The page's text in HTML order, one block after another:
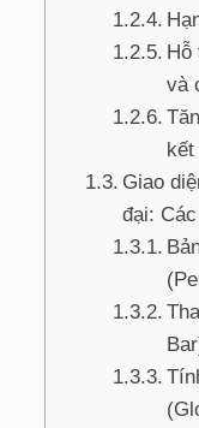
Hỗ
và
kết
Giao
đại: